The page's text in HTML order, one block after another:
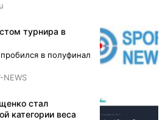
турнира в
в полуфинал
NEWS
стал
категории веса